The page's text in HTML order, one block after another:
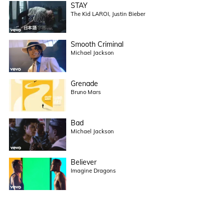
STAY
The Kid LAROI, Justin Bieber
Smooth Criminal
Michael Jackson
Grenade
Bruno Mars
Bad
Michael Jackson
Believer
Imagine Dragons